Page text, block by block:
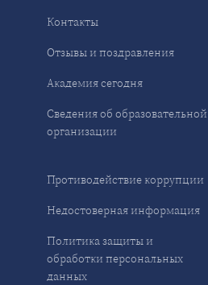
Контакты
Отзывы и поздравления
Академия сегодня
Сведения об образовательной
организации
Противодействие коррупции
Недостоверная информация
Политика защиты и
обработки персональных
данных